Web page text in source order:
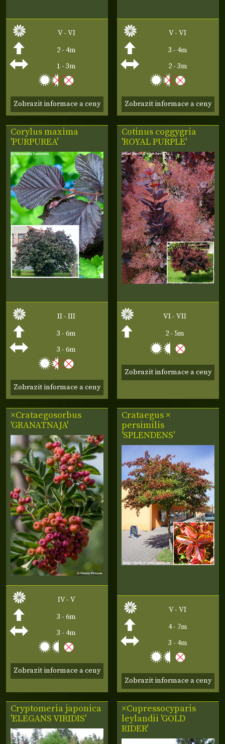
V - VI
2 - 4m
1 - 3m
Zobrazit informace a ceny
V - VI
3 - 4m
2 - 3m
Zobrazit informace a ceny
Corylus maxima
'PURPUREA'
II - III
3 - 6m
3 - 6m
Zobrazit informace a ceny
Cotinus coggygria
'ROYAL PURPLE'
VI - VII
2 - 5m
Zobrazit informace a ceny
×Crataegosorbus
'GRANATNAJA'
IV - V
3 - 6m
3 - 4m
Zobrazit informace a ceny
Crataegus ×
persimilis
'SPLENDENS'
V - VI
4 - 7m
3 - 4m
Zobrazit informace a ceny
Cryptomeria japonica
'ELEGANS VIRIDIS'
×Cupressocyparis
leylandii 'GOLD
RIDER'